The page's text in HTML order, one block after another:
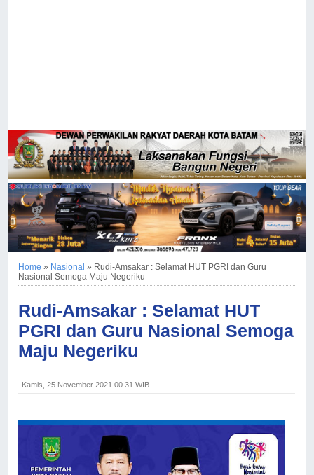
Home » Nasional » Rudi-Amsakar : Selamat HUT PGRI dan Guru
Nasional Semoga Maju Negeriku
Rudi-Amsakar : Selamat HUT
PGRI dan Guru Nasional Semoga
Maju Negeriku
Kamis, 25 November 2021 00.31 WIB